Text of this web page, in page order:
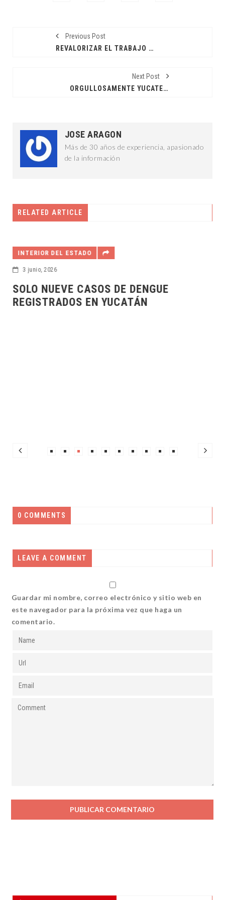
Previous Post
REVALORIZAR EL TRABAJO DE LAS Y LOS DIPUTADOS
Next Post
ORGULLOSAMENTE YUCATECA
JOSE ARAGON
Más de 30 años de experiencia, apasionado
de la información
RELATED ARTICLE
INTERIOR DEL ESTADO
3 junio, 2026
SOLO NUEVE CASOS DE DENGUE
REGISTRADOS EN YUCATÁN
0 COMMENTS
LEAVE A COMMENT
Guardar mi nombre, correo electrónico y sitio web en
este navegador para la próxima vez que haga un
comentario.